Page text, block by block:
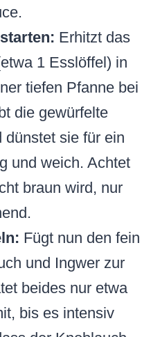
Erhitzt das
1 Esslöffel) in
tiefen Pfanne bei
die gewürfelte
dünstet sie für ein
und weich. Achtet
braun wird, nur
Fügt nun den fein
und Ingwer zur
beides nur etwa
bis es intensiv